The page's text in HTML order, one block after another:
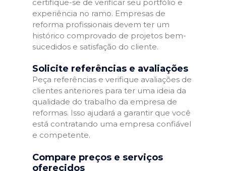
certifique-se de verificar seu portfólio e
experiência no ramo. Empresas de
reforma profissionais devem ter um
histórico comprovado de projetos bem-
sucedidos e satisfação do cliente.
Solicite referências e avaliações
Peça referências e verifique avaliações de
clientes anteriores para ter uma ideia da
qualidade do trabalho da empresa de
reformas. Isso ajudará a garantir que você
está contratando uma empresa confiável
e competente.
Compare preços e serviços
oferecidos